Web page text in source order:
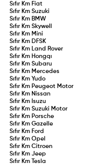
Sıfır Km Fiat
Sıfır KmSuzuki
Sıfır Km BMW
Sıfır KmSkywell
Sıfır Km Mini
Sıfır Km DFSK
Sıfır Km Land Rover
Sıfır Km Hongqı
Sıfır KmSubaru
Sıfır Km Mercedes
Sıfır KmYudo
Sıfır Km Peugeot Motor
Sıfır Km Nissan
Sıfır Km Isuzu
Sıfır KmSuzuki Motor
Sıfır Km Porsche
Sıfır KmGazelle
Sıfır Km Ford
Sıfır KmOpel
Sıfır KmCitroen
Sıfır KmJeep
Sıfır Km
Tesla